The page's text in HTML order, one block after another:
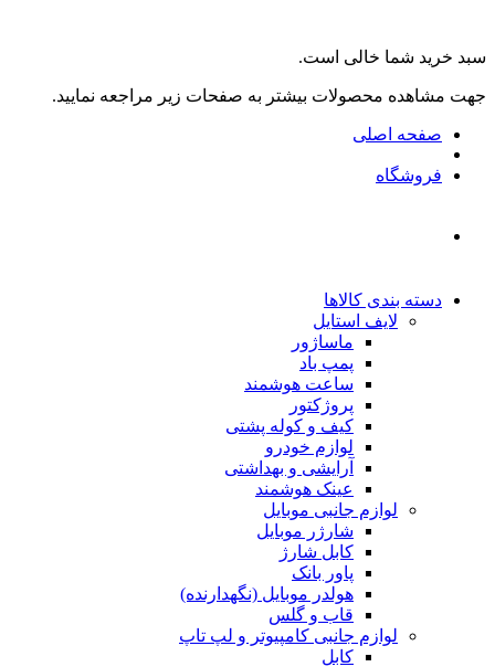
سبد خرید شما خالی است.
جهت مشاهده محصولات بیشتر به صفحات زیر مراجعه نمایید.
صفحه اصلی
فروشگاه
دسته بندی کالاها
لایف استایل
ماساژور
پمپ باد
ساعت هوشمند
پروژکتور
کیف و کوله پشتی
لوازم خودرو
آرایشی و بهداشتی
عینک هوشمند
لوازم جانبی موبایل
شارژر موبایل
کابل شارژ
پاور بانک
هولدر موبایل (نگهدارنده)
قاب و گلس
لوازم جانبی کامپیوتر و لپ تاپ
کابل